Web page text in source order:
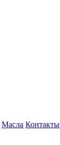
Масла Контакты